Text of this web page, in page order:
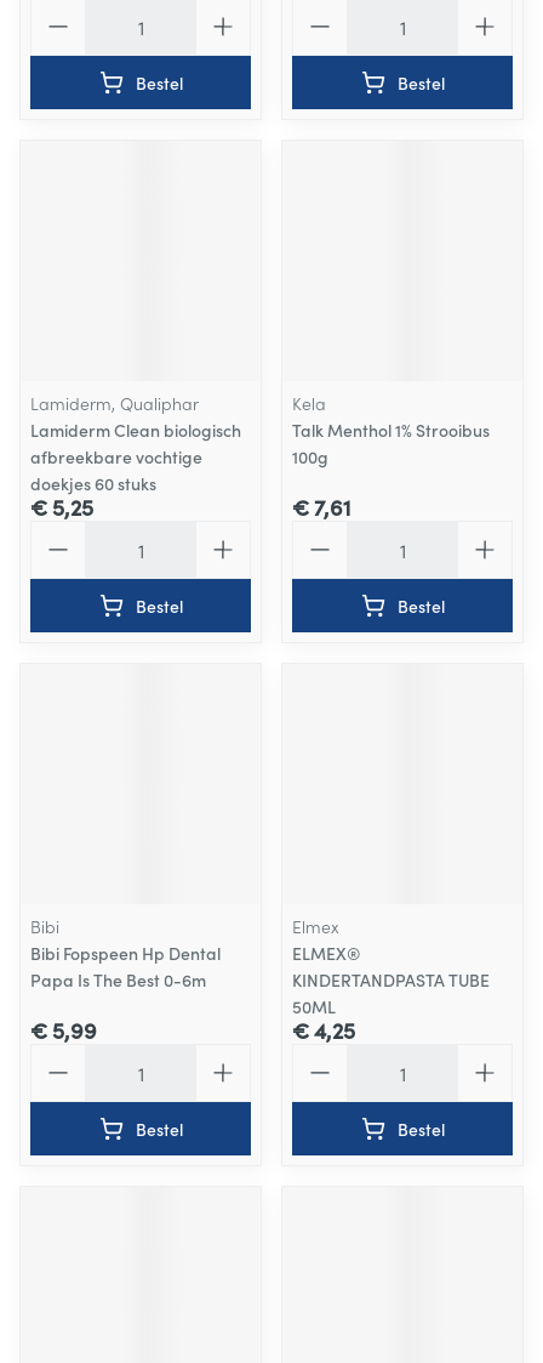
Bestel Bestel
Lamiderm, Qualiphar
Lamiderm Clean biologisch
afbreekbare vochtige
doekjes 60 stuks
€ 5,25
Bestel
Kela
Talk Menthol 1% Strooibus
100g
€ 7,61
Bestel
Bibi
Bibi Fopspeen Hp Dental
Papa Is The Best 0-6m
€ 5,99
Bestel
Elmex
ELMEX®
KINDERTANDPASTA TUBE
50ML
€ 4,25
Bestel